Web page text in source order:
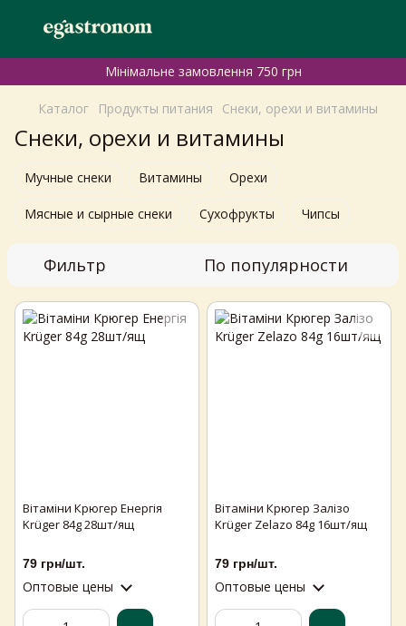
Мінімальне замовлення 750 грн
Каталог Продукты питания Снеки, орехи и витамины
Снеки, орехи и витамины
Мучные снеки Витамины Орехи
Мясные и сырные снеки Сухофрукты Чипсы
Фильтр По популярности
Вітаміни Крюгер Енергія
Krüger 84g 28шт/ящ
79 грн/шт.
Оптовые цены
Вітаміни Крюгер Залізо
Krüger Zelazo 84g 16шт/ящ
79 грн/шт.
Оптовые цены